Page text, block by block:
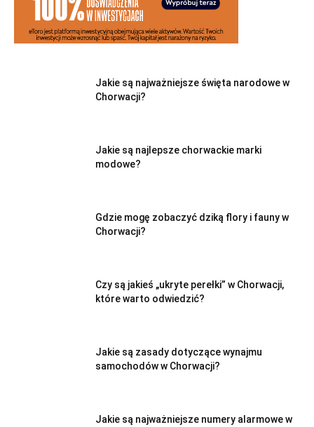
Jakie są najważniejsze święta narodowe w
Chorwacji?
Jakie są najlepsze chorwackie marki
modowe?
Gdzie mogę zobaczyć dziką flory i fauny w
Chorwacji?
Czy są jakieś „ukryte perełki” w Chorwacji,
które warto odwiedzić?
Jakie są zasady dotyczące wynajmu
samochodów w Chorwacji?
Jakie są najważniejsze numery alarmowe w